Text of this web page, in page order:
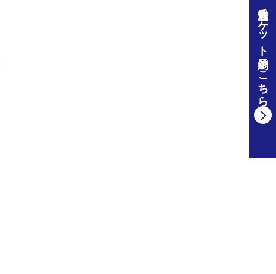
佐渡汽船チケット予約はこちら